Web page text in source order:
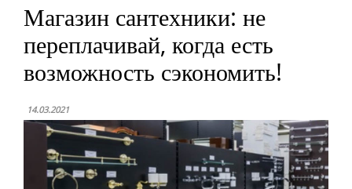
Магазин сантехники: не
переплачивай, когда есть
возможность сэкономить!
14.03.2021